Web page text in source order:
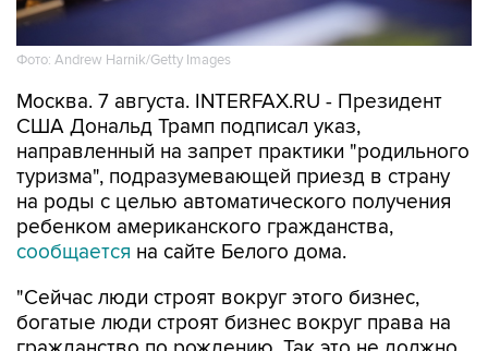
Фото: Andrew Harnik/Getty Images
Москва. 7 августа. INTERFAX.RU - Президент
США Дональд Трамп подписал указ,
направленный на запрет практики "родильного
туризма", подразумевающей приезд в страну
на роды с целью автоматического получения
ребенком американского гражданства,
сообщается на сайте Белого дома.
"Сейчас люди строят вокруг этого бизнес,
богатые люди строят бизнес вокруг права на